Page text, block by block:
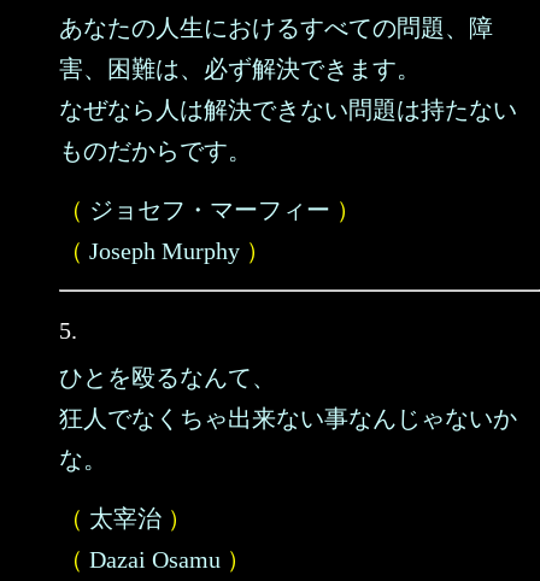
あなたの人生におけるすべての問題、障
害、困難は、必ず解決できます。
なぜなら人は解決できない問題は持たない
ものだからです。
（ ジョセフ・マーフィー ）
（ Joseph Murphy ）
5.
ひとを殴るなんて、
狂人でなくちゃ出来ない事なんじゃないか
な。
（ 太宰治 ）
（ Dazai Osamu ）